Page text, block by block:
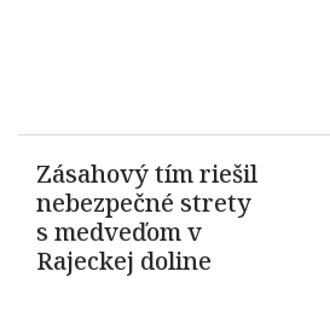
Zásahový tím riešil
nebezpečné strety
s medveďom v
Rajeckej doline